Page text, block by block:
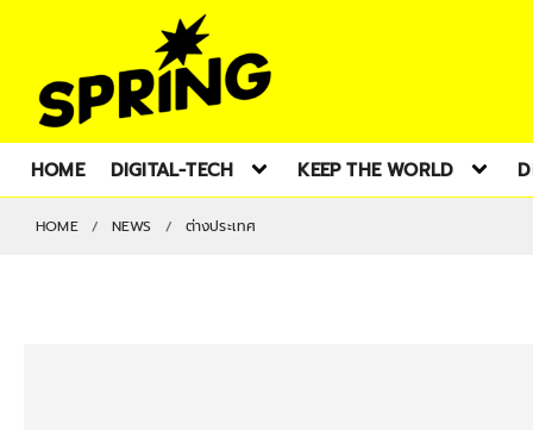
HOME DIGITAL-TECH KEEP THE WORLD
HOME NEWS ต่างประเทศ